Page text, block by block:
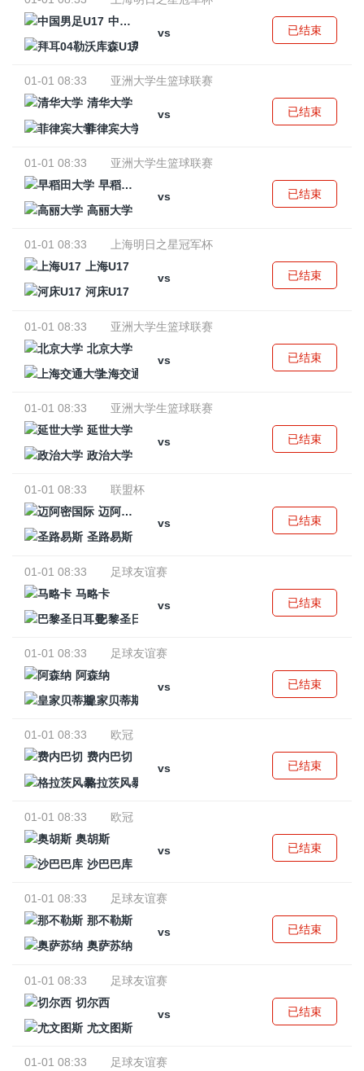
中国男足U17
vs
拜耳04勒沃库森U17
已结束
01-01 08:33
亚洲大学生篮球联赛
清华大学
vs
菲律宾大学
已结束
01-01 08:33
亚洲大学生篮球联赛
早稻田大学
vs
高丽大学
已结束
01-01 08:33
上海明日之星冠军杯
上海U17
vs
河床U17
已结束
01-01 08:33
亚洲大学生篮球联赛
北京大学
vs
上海交通大学
已结束
01-01 08:33
亚洲大学生篮球联赛
延世大学
vs
政治大学
已结束
01-01 08:33
联盟杯
迈阿密国际
vs
圣路易斯
已结束
01-01 08:33
足球友谊赛
马略卡
vs
巴黎圣日耳曼
已结束
01-01 08:33
足球友谊赛
阿森纳
vs
皇家贝蒂斯
已结束
01-01 08:33
欧冠
费内巴切
vs
格拉茨风暴
已结束
01-01 08:33
欧冠
奥胡斯
vs
沙巴巴库
已结束
01-01 08:33
足球友谊赛
那不勒斯
vs
奥萨苏纳
已结束
01-01 08:33
足球友谊赛
切尔西
vs
尤文图斯
已结束
01-01 08:33 足球友谊赛